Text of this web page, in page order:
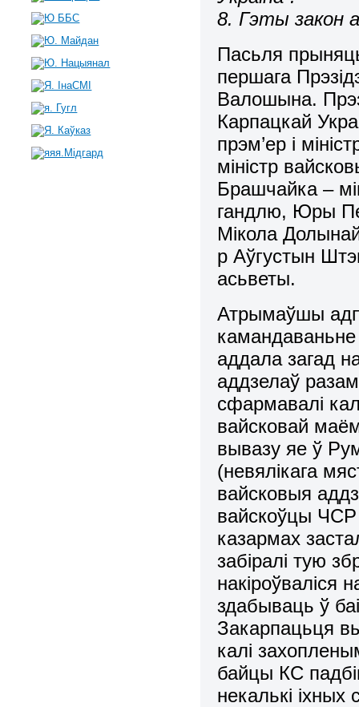
8. Гэты закон
Пасьля
першага
Валошына.
Карпацкай
прэм’ер і
міністр
Брашчайка –
гандлю, Юры
Мікола
р Аўгустын
асьветы.
Атрымаўшы
камандаваньне
аддала загад
аддзелаў
сфармавалі
вайсковай
вывазу яе ў
(невялікага
вайсковыя
вайскоўцы ЧСР
казармах
забіралі тую
накіроўваліся
здабываць ў
Закарпацьця
калі
байцы КС
некалькі іхных